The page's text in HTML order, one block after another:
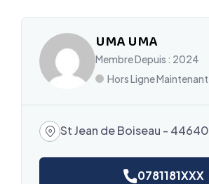
UMA UMA
Membre Depuis : 2024
Hors Ligne Maintenant
St Jean de Boiseau - 44640
0781181XXX